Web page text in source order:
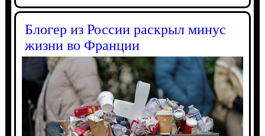
Блогер из России раскрыл минус
жизни во Франции